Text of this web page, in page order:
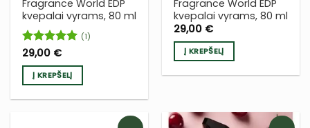
Fragrance World EDP
kvepalai vyrams, 80 ml
Įvertinimas:
(1)
29,00 €
Į KREPŠELĮ
Fragrance World EDP
kvepalai vyrams, 80 ml
29,00 €
Į KREPŠELĮ